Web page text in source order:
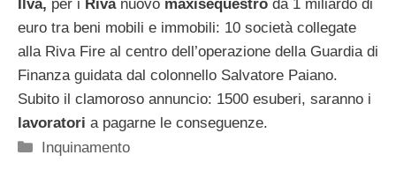
Ilva, per i Rivanuovo maxisequestro da 1 miliardo di
euro tra beni mobili e immobili: 10 società collegate
alla Riva Fire al centro dell’operazione della Guardia di
Finanza guidata dal colonnello Salvatore Paiano.
Subito il clamoroso annuncio: 1500 esuberi, saranno i
lavoratori a pagarne le conseguenze.
Categorie
Inquinamento